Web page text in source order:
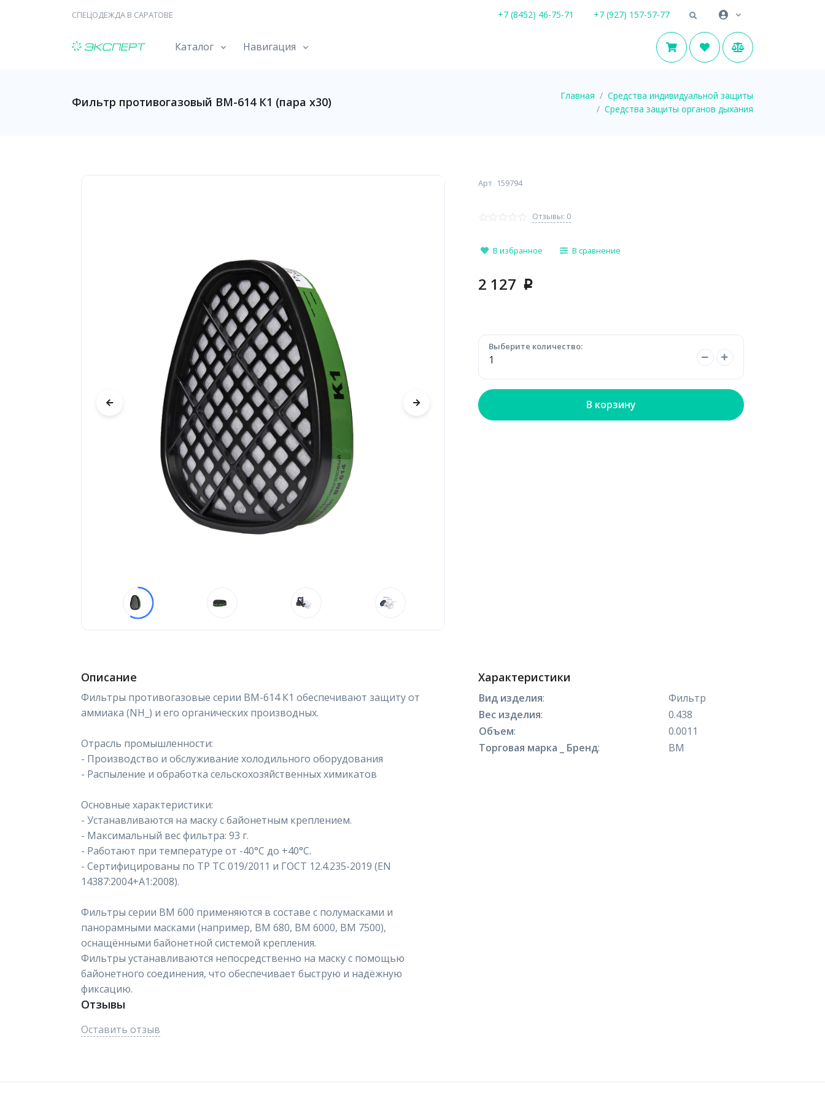
СПЕЦОДЕЖДА В САРАТОВЕ +7 (8452) 46-75-71 +7 (927) 157-57-77
Каталог Навигация
Фильтр противогазовый ВМ-614 К1 (пара х30) Главная
Средства индивидуальной защиты
Средства защиты органов дыхания
Арт 159794
Отзывы: 0
В избранное В сравнение
2 127 p
Выберите количество:
В корзину
Описание
Фильтры противогазовые серии ВМ-614 К1 обеспечивают защиту от
аммиака (NH_) и его органических производных.
Отрасль промышленности:
- Производство и обслуживание холодильного оборудования
- Распыление и обработка сельскохозяйственных химикатов
Основные характеристики:
- Устанавливаются на маску с байонетным креплением.
- Максимальный вес фильтра: 93 г.
- Работают при температуре от -40°C до +40°C.
- Сертифицированы по ТР ТС 019/2011 и ГОСТ 12.4.235-2019 (EN
14387:2004+A1:2008).
Фильтры серии ВМ 600 применяются в составе с полумасками и
панорамными масками (например, ВМ 680, ВМ 6000, ВМ 7500),
оснащёнными байонетной системой крепления.
Фильтры устанавливаются непосредственно на маску с помощью
байонетного соединения, что обеспечивает быструю и надёжную
фиксацию.
Отзывы
Оставить отзыв
Характеристики
Вид изделия:
Фильтр
Вес изделия:
0.438
Объем:
0.0011
Торговая марка _ Бренд: ВМ